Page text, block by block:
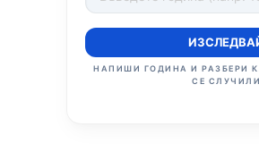
НАПИШИ ГОДИНА И РАЗБЕРИ
СЕ СЛУЧИЛИ